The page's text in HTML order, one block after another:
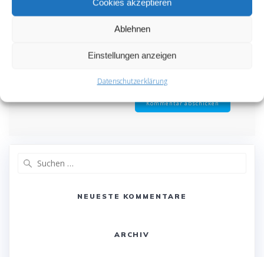
Cookies akzeptieren
Ablehnen
Einstellungen anzeigen
Datenschutzerklärung
Website
Name, E-Mail-Adresse und Website in diesem
speichern.
NEUESTE KOMMENTARE
ARCHIV